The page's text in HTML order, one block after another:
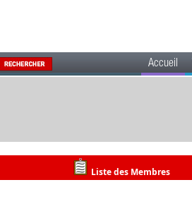
Accueil
Liste des Membres